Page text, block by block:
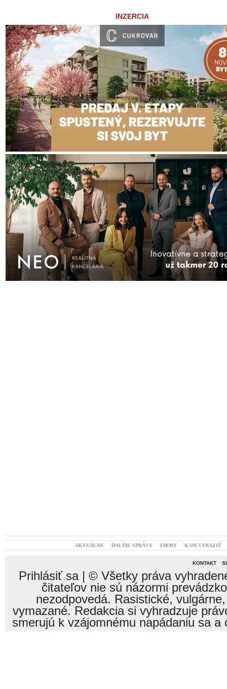
INZERCIA
AKTUÁLNE ĎALŠIE SPRÁVY FIRMY KAM VYRAZIŤ
KONTAKT
Prihlásiť sa| © Všetky práva
čitateľov nie sú názormi
nezodpovedá. Rasistické,
vymazané. Redakcia si vyhradzuje
smerujú k vzájomnému napádaniu sa